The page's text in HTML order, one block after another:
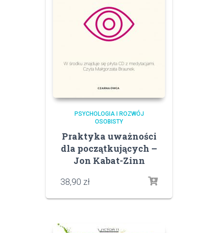
PSYCHOLOGIA I ROZWÓJ
OSOBISTY
Praktyka uważności
dla początkujących –
Jon Kabat-Zinn
38,90 zł